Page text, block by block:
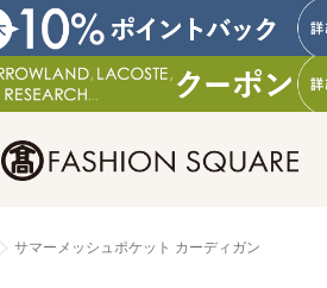
サマーメッシュポケット カーディガン